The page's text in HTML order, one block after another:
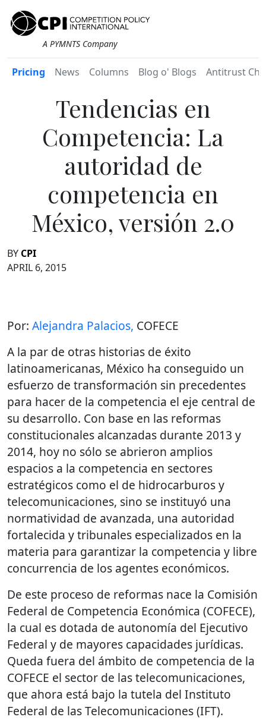
A PYMNTS Company
Pricing News Columns Blog o' Blogs Antitrust
Tendencias en
Competencia: La
autoridad de
competencia en
México, versión 2.0
BY CPI
APRIL 6, 2015
Por: Alejandra Palacios, COFECE
A la par de otras historias de éxito
latinoamericanas, México ha conseguido un
esfuerzo de transformación sin precedentes
para hacer de la competencia el eje central de
su desarrollo. Con base en las reformas
constitucionales alcanzadas durante 2013 y
2014, hoy no sólo se abrieron amplios
espacios a la competencia en sectores
estratégicos como el de hidrocarburos y
telecomunicaciones, sino se instituyó una
normatividad de avanzada, una autoridad
fortalecida y tribunales especializados en la
materia para garantizar la competencia y libre
concurrencia de los agentes económicos.
De este proceso de reformas nace la Comisión
Federal de Competencia Económica (COFECE),
la cual es dotada de autonomía del Ejecutivo
Federal y de mayores capacidades jurídicas.
Queda fuera del ámbito de competencia de la
COFECE el sector de las telecomunicaciones,
que ahora está bajo la tutela del Instituto
Federal de las Telecomunicaciones (IFT).